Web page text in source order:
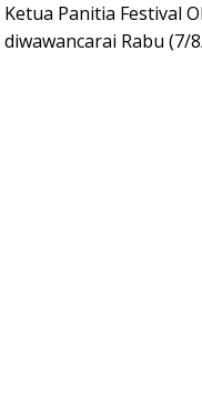
Ketua Panitia Festival
diwawancarai Rabu (7/